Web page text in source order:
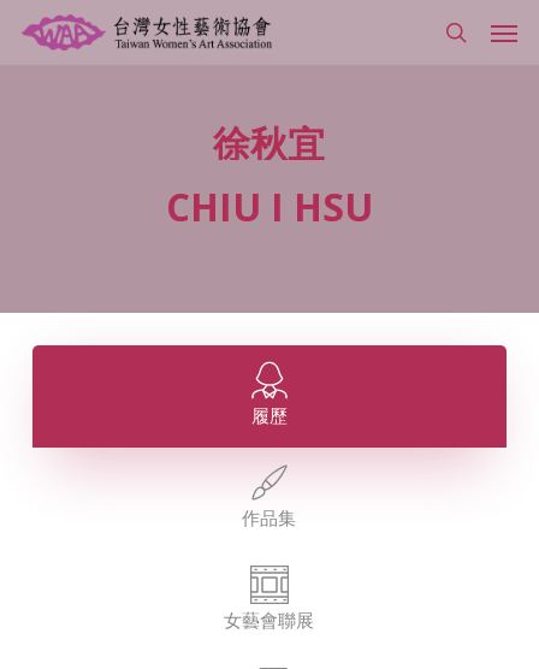
徐秋宜
CHIU I HSU
履歷
作品集
女藝會聯展